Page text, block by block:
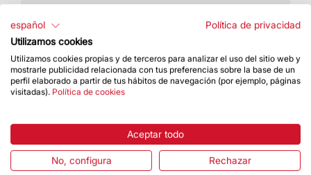
diferentes actividades con las que la Basílica ha
celebrado este tiempo litúrgico
español
Política de privacidad
Utilizamos cookies
Utilizamos cookies propias y de terceros para analizar el uso del sitio web y
mostrarle publicidad relacionada con tus preferencias sobre la base de un
perfil elaborado a partir de tus hábitos de navegación (por ejemplo, páginas
visitadas). Política de cookies
Aceptar todo
No, configura Rechazar